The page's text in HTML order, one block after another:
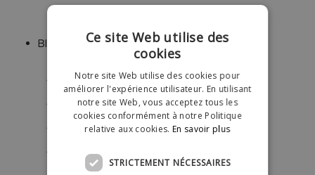
Blogs allemands:
Lisa de itsprettynice.com
Elisa de schwarzersamt.com
Clara de fashionvernissage.com
Ira de designsdots.de
Ce site Web utilise des
cookies
Notre site Web utilise des cookies pour
améliorer l'expérience utilisateur. En utilisant
notre site Web, vous acceptez tous les
cookies conformément à notre Politique
relative aux cookies.En savoir plus
STRICTEMENT NÉCESSAIRES